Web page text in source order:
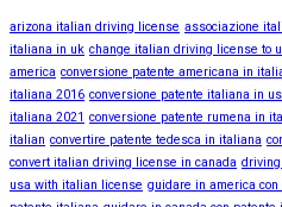
arizona italian driving license associazione
italiana in uk change italian driving license to
america conversione patente americana in
italiana 2016 conversione patente italiana in
italiana 2021 conversione patente rumena in
italian convertire patente tedesca in italiana
convert italian driving license in canada
usa with italian license guidare in america